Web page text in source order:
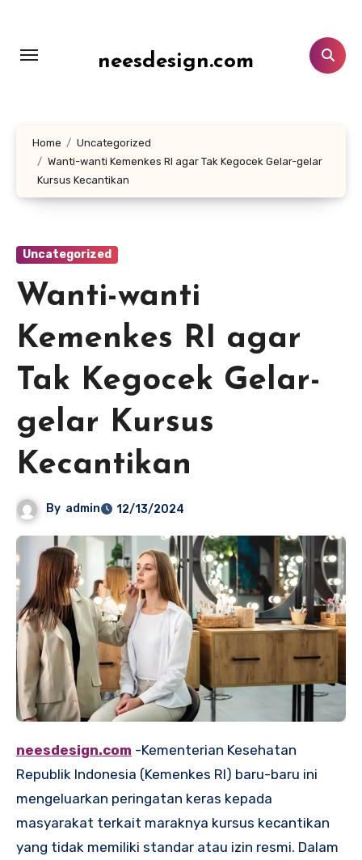
konten
neesdesign.com
Home
Uncategorized
Wanti-wanti Kemenkes RI agar Tak Kegocek Gelar-gelar
Kursus Kecantikan
Uncategorized
Wanti-wanti
Kemenkes RI agar
Tak Kegocek Gelar-
gelar Kursus
Kecantikan
By admin 12/13/2024
neesdesign.com -Kementerian Kesehatan
Republik Indonesia (Kemenkes RI) baru-baru ini
mengeluarkan peringatan keras kepada
masyarakat terkait maraknya kursus kecantikan
yang tidak memiliki standar atau izin resmi. Dalam